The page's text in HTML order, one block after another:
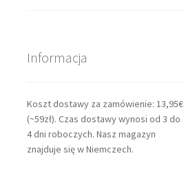
Informacja
Koszt dostawy za zamówienie: 13,95€
(~59zł). Czas dostawy wynosi od 3 do
4 dni roboczych. Nasz magazyn
znajduje się w Niemczech.